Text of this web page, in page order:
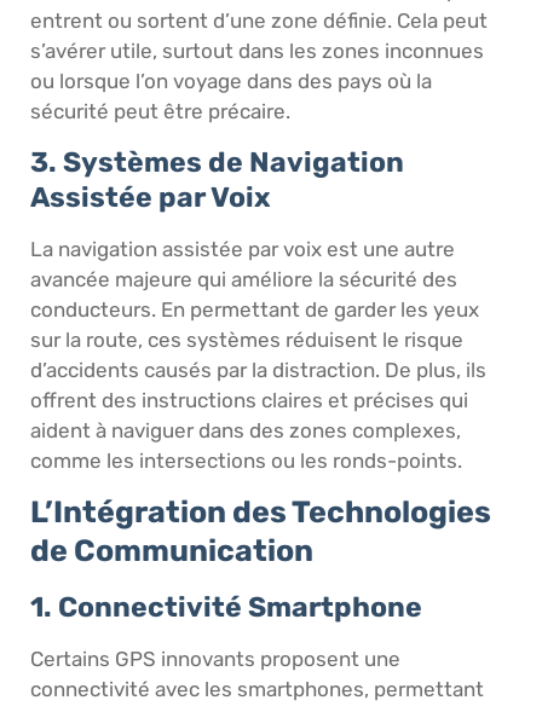
entrent ou sortent d’une zone définie. Cela peut
s’avérer utile, surtout dans les zones inconnues
ou lorsque l’on voyage dans des pays où la
sécurité peut être précaire.
3. Systèmes de Navigation
Assistée par Voix
La navigation assistée par voix est une autre
avancée majeure qui améliore la sécurité des
conducteurs. En permettant de garder les yeux
sur la route, ces systèmes réduisent le risque
d’accidents causés par la distraction. De plus, ils
offrent des instructions claires et précises qui
aident à naviguer dans des zones complexes,
comme les intersections ou les ronds-points.
L’Intégration des Technologies
de Communication
1. Connectivité Smartphone
Certains GPS innovants proposent une
connectivité avec les smartphones, permettant